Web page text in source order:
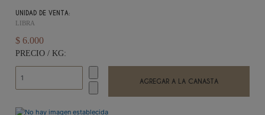
UNIDAD DE VENTA:
LIBRA
$ 6.000
PRECIO / KG: